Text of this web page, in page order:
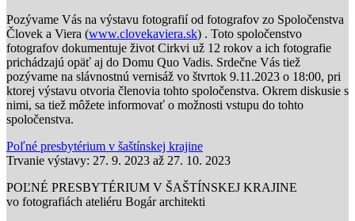
Pozývame Vás na výstavu fotografií od fotografov zo Spoločenstva
Človek a Viera (www.clovekaviera.sk) . Toto spoločenstvo
fotografov dokumentuje život Cirkvi už 12 rokov a ich fotografie
prichádzajú opäť aj do Domu Quo Vadis. Srdečne Vás tiež
pozývame na slávnostnú vernisáž vo štvrtok 9.11.2023 o 18:00, pri
ktorej výstavu otvoria členovia tohto spoločenstva. Okrem diskusie s
nimi, sa tiež môžete informovať o možnosti vstupu do tohto
spoločenstva.
Poľné presbytérium v šaštínskej krajine
Trvanie výstavy: 27. 9. 2023 až 27. 10. 2023
POĽNÉ PRESBYTÉRIUM V ŠAŠTÍNSKEJ KRAJINE
vo fotografiách ateliéru Bogár architekti